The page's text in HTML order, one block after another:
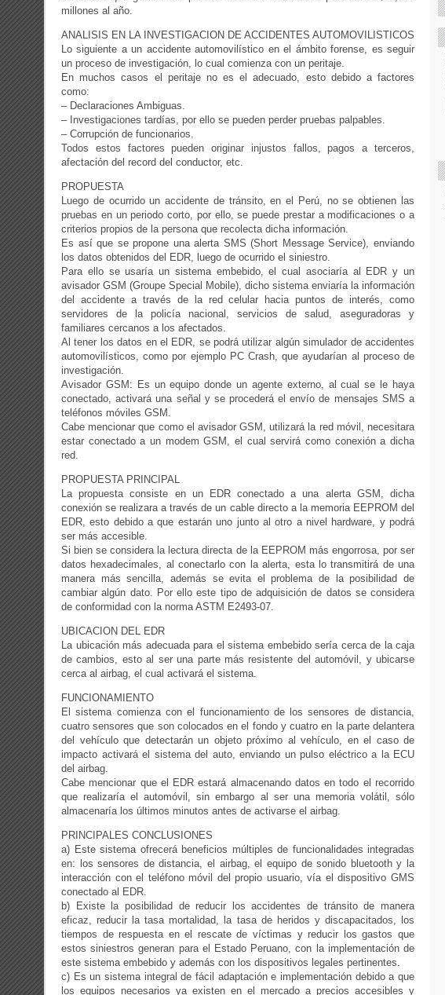
millones al año.
ANALISIS EN LA INVESTIGACION DE ACCIDENTES AUTOMOVILISTICOS
Lo siguiente a un accidente automovilístico en el ámbito forense, es seguir
un proceso de investigación, lo cual comienza con un peritaje.
En muchos casos el peritaje no es el adecuado, esto debido a factores
como:
– Declaraciones Ambiguas.
– Investigaciones tardías, por ello se pueden perder pruebas palpables.
– Corrupción de funcionarios.
Todos estos factores pueden originar injustos fallos, pagos a terceros,
afectación del record del conductor, etc.
PROPUESTA
Luego de ocurrido un accidente de tránsito, en el Perú, no se obtienen las
pruebas en un periodo corto, por ello, se puede prestar a modificaciones o a
criterios propios de la persona que recolecta dicha información.
Es así que se propone una alerta SMS (Short Message Service), enviando
los datos obtenidos del EDR, luego de ocurrido el siniestro.
Para ello se usaría un sistema embebido, el cual asociaría al EDR y un
avisador GSM (Groupe Special Mobile), dicho sistema enviaría la información
del accidente a través de la red celular hacia puntos de interés, como
servidores de la policía nacional, servicios de salud, aseguradoras y
familiares cercanos a los afectados.
Al tener los datos en el EDR, se podrá utilizar algún simulador de accidentes
automovilísticos, como por ejemplo PC Crash, que ayudarían al proceso de
investigación.
Avisador GSM: Es un equipo donde un agente externo, al cual se le haya
conectado, activará una señal y se procederá el envío de mensajes SMS a
teléfonos móviles GSM.
Cabe mencionar que como el avisador GSM, utilizará la red móvil, necesitara
estar conectado a un modem GSM, el cual servirá como conexión a dicha
red.
PROPUESTA PRINCIPAL
La propuesta consiste en un EDR conectado a una alerta GSM, dicha
conexión se realizara a través de un cable directo a la memoria EEPROM del
EDR, esto debido a que estarán uno junto al otro a nivel hardware, y podrá
ser más accesible.
Si bien se considera la lectura directa de la EEPROM más engorrosa, por ser
datos hexadecimales, al conectarlo con la alerta, esta lo transmitirá de una
manera más sencilla, además se evita el problema de la posibilidad de
cambiar algún dato. Por ello este tipo de adquisición de datos se considera
de conformidad con la norma ASTM E2493-07.
UBICACION DEL EDR
La ubicación más adecuada para el sistema embebido sería cerca de la caja
de cambios, esto al ser una parte más resistente del automóvil, y ubicarse
cerca al airbag, el cual activará el sistema.
FUNCIONAMIENTO
El sistema comienza con el funcionamiento de los sensores de distancia,
cuatro sensores que son colocados en el fondo y cuatro en la parte delantera
del vehículo que detectarán un objeto próximo al vehículo, en el caso de
impacto activará el sistema del auto, enviando un pulso eléctrico a la ECU
del airbag.
Cabe mencionar que el EDR estará almacenando datos en todo el recorrido
que realizaría el automóvil, sin embargo al ser una memoria volátil, sólo
almacenaría los últimos minutos antes de activarse el airbag.
PRINCIPALES CONCLUSIONES
a) Este sistema ofrecerá beneficios múltiples de funcionalidades integradas
en: los sensores de distancia, el airbag, el equipo de sonido bluetooth y la
interacción con el teléfono móvil del propio usuario, vía el dispositivo GMS
conectado al EDR.
b) Existe la posibilidad de reducir los accidentes de tránsito de manera
eficaz, reducir la tasa mortalidad, la tasa de heridos y discapacitados, los
tiempos de respuesta en el rescate de víctimas y reducir los gastos que
estos siniestros generan para el Estado Peruano, con la implementación de
este sistema embebido y además con los dispositivos legales pertinentes.
c) Es un sistema integral de fácil adaptación e implementación debido a que
los equipos necesarios ya existen en el mercado a precios accesibles y